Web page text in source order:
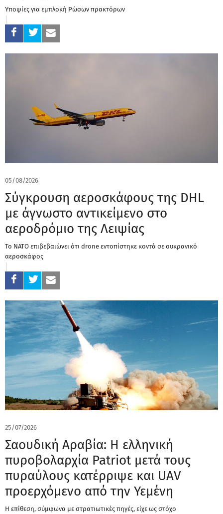
Υποψίες για εμπλοκή Ρώσων πρακτόρων
05/08/2026
Σύγκρουση αεροσκάφους της DHL
με άγνωστο αντικείμενο στο
αεροδρόμιο της Λειψίας
Το ΝΑΤΟ επιβεβαιώνει ότι drone εντοπίστηκε κοντά σε ουκρανικό
αεροσκάφος
25/07/2026
Σαουδική Αραβία: Η ελληνική
πυροβολαρχία Patriot μετά τους
πυραύλους κατέρριψε και UAV
προερχόμενο από την Υεμένη
Η επίθεση, σύμφωνα με στρατιωτικές πηγές, είχε ως στόχο